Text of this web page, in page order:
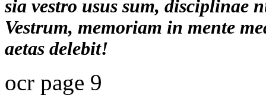
sia vestro usus sum, disciplinae
Vestrum, memoriam in mente
aetas delebit!
ocr page 9